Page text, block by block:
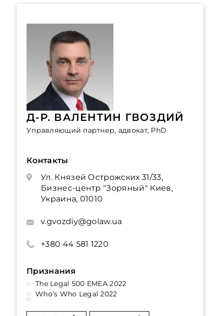
Д-Р. ВАЛЕНТИН ГВОЗДИЙ
Управляющий партнер, адвокат, PhD
Контакты
Ул. Князей Острожских 31/33,
Бизнес-центр "Зоряный" Киев,
Украина, 01010
v.gvozdiy@golaw.ua
+380 44 581 1220
Признания
The Legal 500 EMEA 2022
Who’s Who Legal 2022